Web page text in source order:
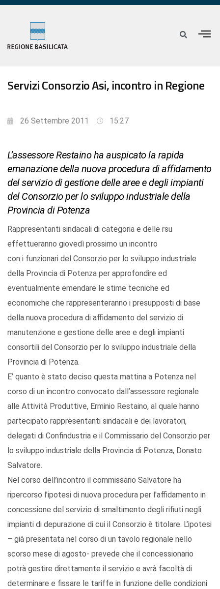
Servizi Consorzio Asi, incontro in Regione
26 Settembre 2011 15:27
L’assessore Restaino ha auspicato la rapida
emanazione della nuova procedura di affidamento
del servizio di gestione delle aree e degli impianti
del Consorzio per lo sviluppo industriale della
Provincia di Potenza
Rappresentanti sindacali di categoria e delle rsu
effettueranno giovedì prossimo un incontro
con i funzionari del Consorzio per lo sviluppo industriale
della Provincia di Potenza per approfondire ed
eventualmente emendare le stime tecniche ed
economiche che rappresenteranno i presupposti di base
della nuova procedura di affidamento del servizio di
manutenzione e gestione delle aree e degli impianti
consortili del Consorzio per lo sviluppo industriale della
Provincia di Potenza.
E’ quanto è stato deciso questa mattina a Potenza nel
corso di un incontro convocato dall’assessore regionale
alle Attività Produttive, Erminio Restaino, al quale hanno
partecipato rappresentanti sindacali e dei lavoratori,
delegati di Confindustria e il Commissario del Consorzio per
lo sviluppo industriale della Provincia di Potenza, Donato
Salvatore.
Nel corso dell’incontro il commissario Salvatore ha
ripercorso l’ipotesi di nuova procedura per l'affidamento in
concessione del servizio di smaltimento degli rifiuti negli
impianti di depurazione di cui il Consorzio è titolare. L’ipotesi
– già presentata nel corso di un tavolo regionale nello
scorso mese di agosto- prevede che il concessionario
potrà gestire direttamente il servizio e avrà facoltà di
determinare e fissare le tariffe in funzione delle condizioni